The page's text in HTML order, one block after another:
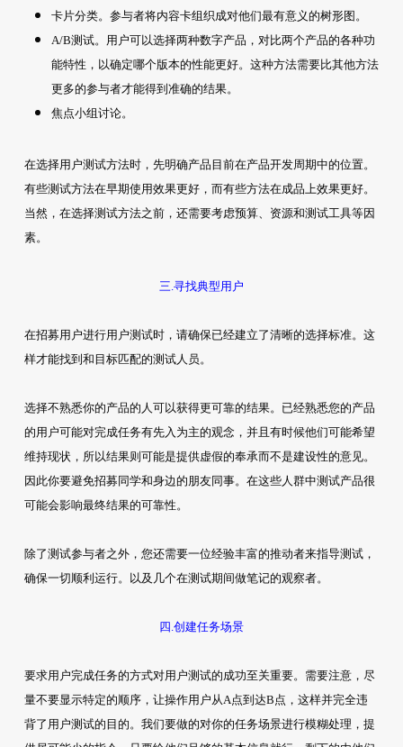
卡片分类。参与者将内容卡组织成对他们最有意义的树形图。
A/B测试。用户可以选择两种数字产品，对比两个产品的各种功
能特性，以确定哪个版本的性能更好。这种方法需要比其他方法
更多的参与者才能得到准确的结果。
焦点小组讨论。
在选择用户测试方法时，先明确产品目前在产品开发周期中的位置。
有些测试方法在早期使用效果更好，而有些方法在成品上效果更好。
当然，在选择测试方法之前，还需要考虑预算、资源和测试工具等因
素。
三.寻找典型用户
在招募用户进行用户测试时，请确保已经建立了清晰的选择标准。这
样才能找到和目标匹配的测试人员。
选择不熟悉你的产品的人可以获得更可靠的结果。已经熟悉您的产品
的用户可能对完成任务有先入为主的观念，并且有时候他们可能希望
维持现状，所以结果则可能是提供虚假的奉承而不是建设性的意见。
因此你要避免招募同学和身边的朋友同事。在这些人群中测试产品很
可能会影响最终结果的可靠性。
除了测试参与者之外，您还需要一位经验丰富的推动者来指导测试，
确保一切顺利运行。以及几个在测试期间做笔记的观察者。
四.创建任务场景
要求用户完成任务的方式对用户测试的成功至关重要。需要注意，尽
量不要显示特定的顺序，让操作用户从A点到达B点，这样并完全违
背了用户测试的目的。我们要做的对你的任务场景进行模糊处理，提